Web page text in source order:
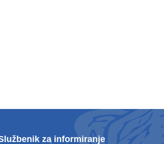
za informiranje